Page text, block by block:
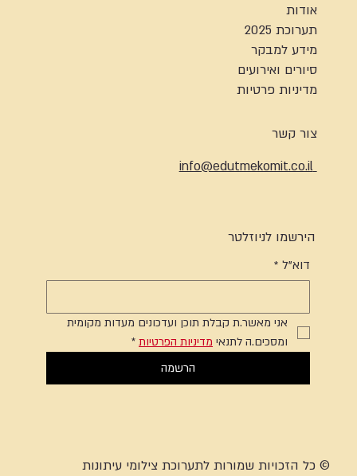
אודות
תערוכת 2025
מידע למבקר
סיורים ואירועים
מדיניות פרטיות
צור קשר
info@edutmekomit.co.il
הירשמו לניוזלטר
דוא"ל *
אני מאשר.ת קבלת תוכן ועדכונים מעדות מקומית
ומסכים.ה לתנאי מדיניות הפרטיות *
הרשמה
© כל הזכויות שמורות לתערוכת צילומי עיתונות